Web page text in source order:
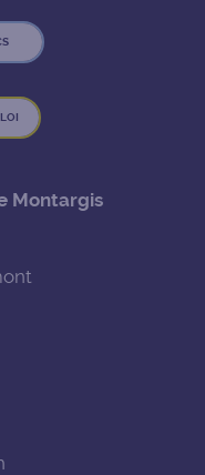
Montargis